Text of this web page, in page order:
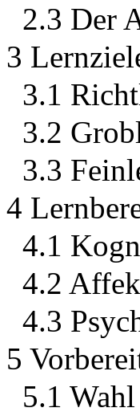
2.3 Der
3
3.1
3.2
3.3
4
4.1
4.2
4.3
5
5.1